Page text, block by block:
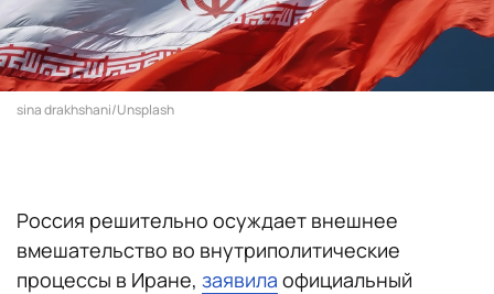
sina drakhshani/Unsplash
Россия решительно осуждает внешнее
вмешательство во внутриполитические
процессы в Иране, заявила официальный